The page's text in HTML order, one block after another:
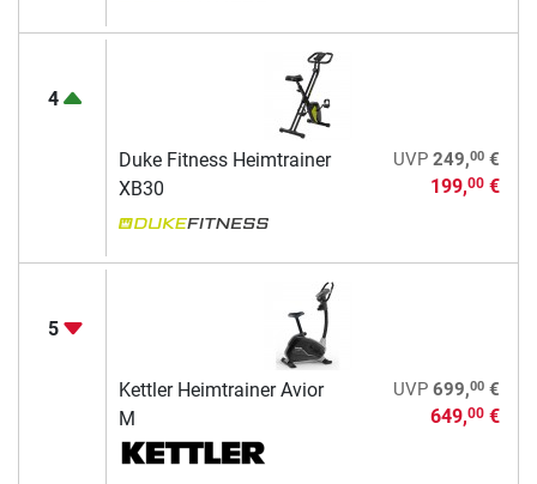
4
Duke Fitness Heimtrainer
XB30
UVP 249,00€
199,00€
5
Kettler Heimtrainer Avior
M
UVP 699,00€
649,00€